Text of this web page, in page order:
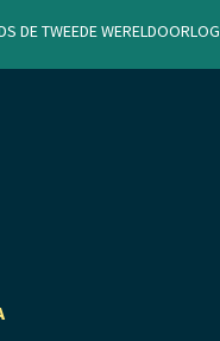
de Tweede Wereldoorlog